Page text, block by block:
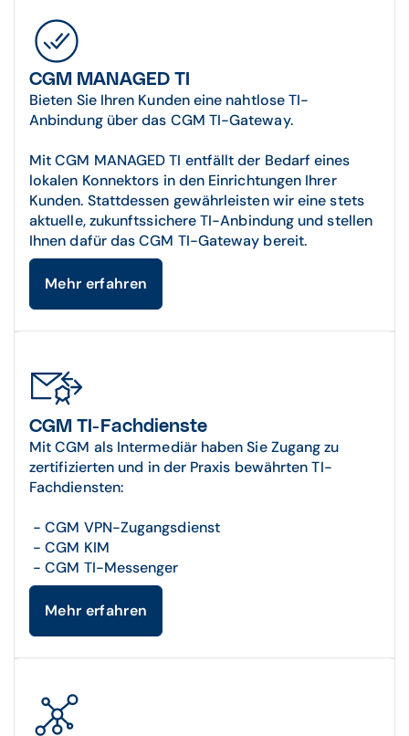
CGM MANAGED TI
Bieten Sie Ihren Kunden eine nahtlose TI-
Anbindung über das CGM TI-Gateway.
Mit CGM MANAGED TI entfällt der Bedarf eines
lokalen Konnektors in den Einrichtungen Ihrer
Kunden. Stattdessen gewährleisten wir eine stets
aktuelle, zukunftssichere TI-Anbindung und stellen
Ihnen dafür das CGM TI-Gateway bereit.
Mehr erfahren
CGM TI-Fachdienste
Mit CGM als Intermediär haben Sie Zugang zu
zertifizierten und in der Praxis bewährten TI-
Fachdiensten:
- CGM VPN-Zugangsdienst
- CGM KIM
- CGM TI-Messenger
Mehr erfahren